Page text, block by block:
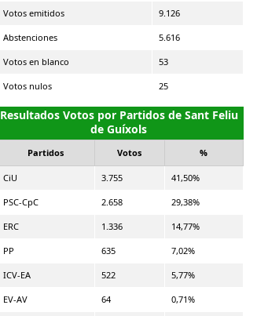
Votos emitidos 9.126
Abstenciones 5.616
Votos en blanco 53
Votos nulos 25
Resultados Votos por Partidos de Sant Feliu
de Guíxols
Partidos Votos %
CiU 3.755 41,50%
PSC-CpC 2.658 29,38%
ERC 1.336 14,77%
PP 635 7,02%
ICV-EA 522 5,77%
EV-AV 64 0,71%